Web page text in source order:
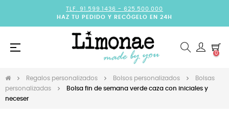
TLF. 91.599.1436 - 625.500.000
HAZ TU PEDIDO Y RECÓGELO EN 24H
Navegación
☰
0
Regalos personalizados Bolsos personalizados
Bolsas
personalizadas
Bolsa fin de semana verde caza con iniciales y
neceser